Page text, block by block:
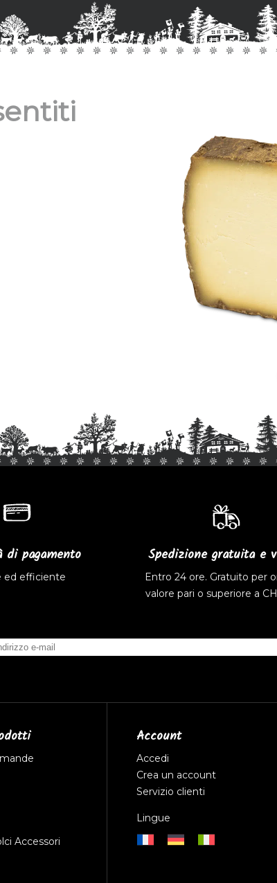
di pagamento
ed efficiente
Spedizione gratuita e
Entro 24 ore. Gratuito per
valore pari o superiore a
Accessori
Account
Accedi
Crea un account
Servizio clienti
Lingue